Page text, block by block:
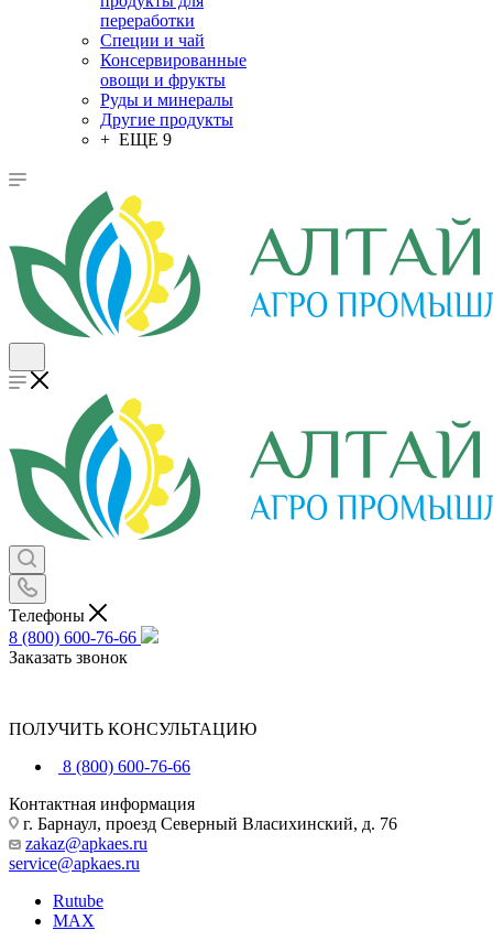
переработки
Специи и чай
Консервированные
овощи и фрукты
Руды и минералы
Другие продукты
+ ЕЩЕ 9
Телефоны
8 (800) 600-76-66
Заказать звонок
ПОЛУЧИТЬ КОНСУЛЬТАЦИЮ
8 (800) 600-76-66
Контактная информация
г. Барнаул, проезд Северный Власихинский, д. 76
zakaz@apkaes.ru
service@apkaes.ru
Rutube
MAX